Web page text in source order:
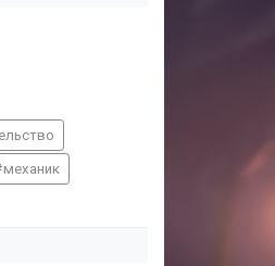
механик